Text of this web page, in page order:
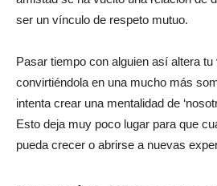
ser un vínculo de respeto mutuo.
Pasar tiempo con alguien así altera
convirtiéndola en una mucho más
intenta crear una mentalidad de
Esto deja muy poco lugar para que
pueda crecer o abrirse a nuevas